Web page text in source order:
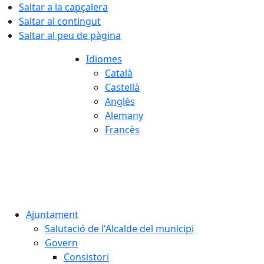
Saltar a la capçalera
Saltar al contingut
Saltar al peu de pàgina
Idiomes
Català
Castellà
Anglès
Alemany
Francès
Ajuntament
Salutació de l'Alcalde del municipi
Govern
Consistori